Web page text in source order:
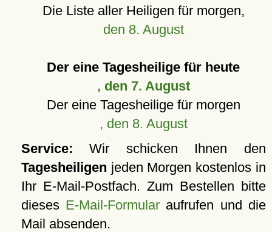
Die Liste aller Heiligen für morgen,
den 8. August
Der eine Tagesheilige für heute
, den 7. August
Der eine Tagesheilige für morgen
, den 8. August
Service: Wir schicken Ihnen den
Tagesheiligen jeden Morgen kostenlos in
Ihr E-Mail-Postfach. Zum Bestellen bitte
dieses E-Mail-Formular aufrufen und die
Mail absenden.